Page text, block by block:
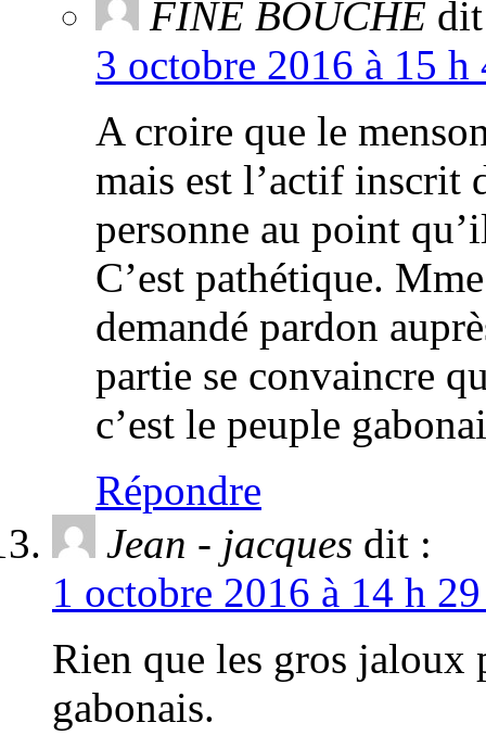
FINE BOUCHE
3 octobre 2016 à 15
A croire que le
mais est l’actif inscrit
personne au point
C’est pathétique.
demandé pardon
partie se convaincre
c’est le peuple
Répondre
Jean - jacques dit :
1 octobre 2016 à 14 h
Rien que les gros jaloux
gabonais.